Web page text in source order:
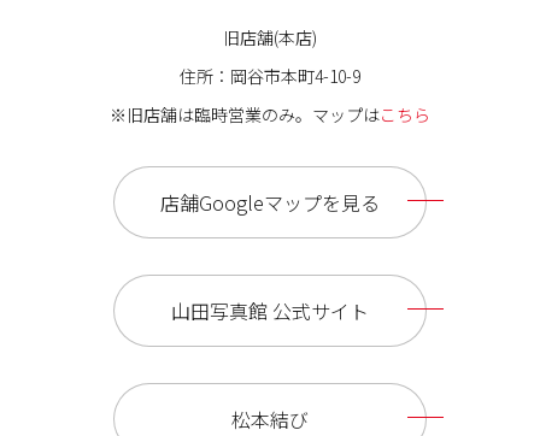
旧店舗(本店)
住所：岡谷市本町4-10-9
※旧店舗は臨時営業のみ。マップはこちら
店舗Googleマップを見る
山田写真館 公式サイト
松本結び